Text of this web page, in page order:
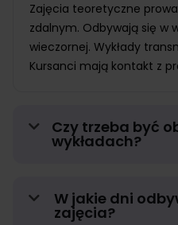
Zajęcia teoretyczne
zdalnym. Odbywają się w
wieczornej. Wykłady
Kursanci mają kontakt z
Czy trzeba być
wykładach?
W jakie dni
zajęcia?